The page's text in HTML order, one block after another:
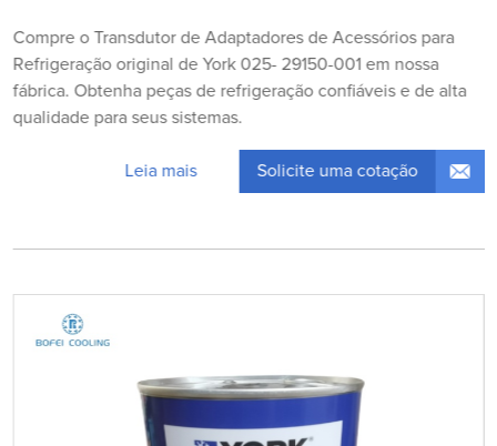
Compre o Transdutor de Adaptadores de Acessórios para
Refrigeração original de York 025- 29150-001 em nossa
fábrica. Obtenha peças de refrigeração confiáveis e de alta
qualidade para seus sistemas.
Leia mais Solicite uma cotação